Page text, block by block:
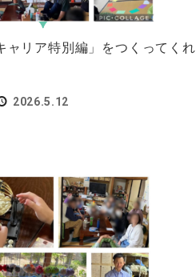
ャリア特別編」をつくってくれ
2026.5.12